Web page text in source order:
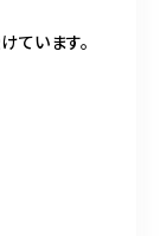
ています。